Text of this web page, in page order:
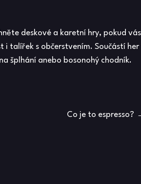
deskové a karetní hry, pokud vás
i talířek s občerstvením. Součástí her
šplhání anebo bosonohý chodník.
Co je to espresso?